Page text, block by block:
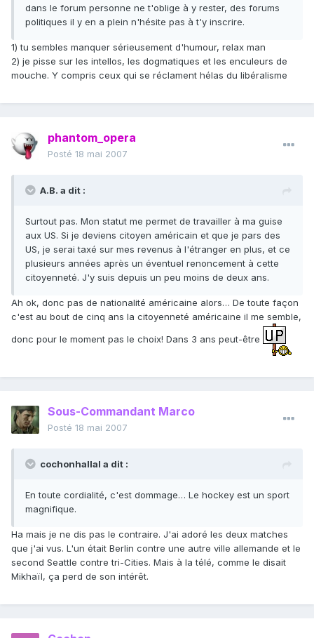
dans le forum personne ne t'oblige à y rester, des forums
politiques il y en a plein n'hésite pas à t'y inscrire.
1) tu sembles manquer sérieusement d'humour, relax man
2) je pisse sur les intellos, les dogmatiques et les enculeurs de
mouche. Y compris ceux qui se réclament hélas du libéralisme
phantom_opera
Posté 18 mai 2007
A.B. a dit :
Surtout pas. Mon statut me permet de travailler à ma guise
aux US. Si je deviens citoyen américain et que je pars des
US, je serai taxé sur mes revenus à l'étranger en plus, et ce
plusieurs années après un éventuel renoncement à cette
citoyenneté. J'y suis depuis un peu moins de deux ans.
Ah ok, donc pas de nationalité américaine alors… De toute façon
c'est au bout de cinq ans la citoyenneté américaine il me semble,
donc pour le moment pas le choix! Dans 3 ans peut-être
Sous-Commandant Marco
Posté 18 mai 2007
cochonhallal a dit :
En toute cordialité, c'est dommage… Le hockey est un sport
magnifique.
Ha mais je ne dis pas le contraire. J'ai adoré les deux matches
que j'ai vus. L'un était Berlin contre une autre ville allemande et le
second Seattle contre tri-Cities. Mais à la télé, comme le disait
Mikhaïl, ça perd de son intérêt.